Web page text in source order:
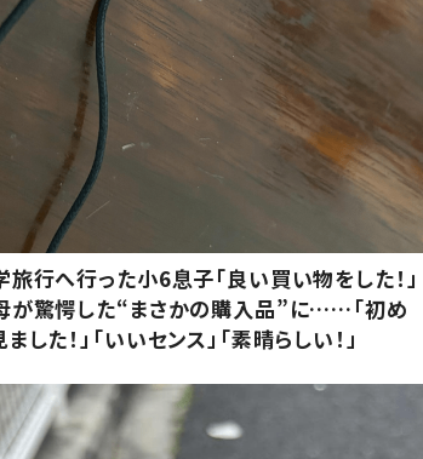
旅行へ行った小6息子「良い買い物をした！」
驚愕した“まさかの購入品”に……「初め
した！」「いいセンス」「素晴らしい！」